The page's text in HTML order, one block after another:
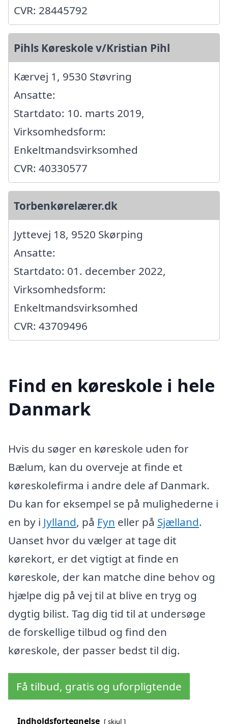
CVR: 28445792
Pihls Køreskole v/Kristian Pihl
Kærvej 1, 9530 Støvring
Ansatte:
Startdato: 10. marts 2019,
Virksomhedsform:
Enkeltmandsvirksomhed
CVR: 40330577
Torbenkørelærer.dk
Jyttevej 18, 9520 Skørping
Ansatte:
Startdato: 01. december 2022,
Virksomhedsform:
Enkeltmandsvirksomhed
CVR: 43709496
Find en køreskole i hele
Danmark
Hvis du søger en køreskole uden for
Bælum, kan du overveje at finde et
køreskolefirma i andre dele af Danmark.
Du kan for eksempel se på mulighederne i
en by i Jylland, på Fyn eller på Sjælland.
Uanset hvor du vælger at tage dit
kørekort, er det vigtigt at finde en
køreskole, der kan matche dine behov og
hjælpe dig på vej til at blive en tryg og
dygtig bilist. Tag dig tid til at undersøge
de forskellige tilbud og find den
køreskole, der passer bedst til dig.
Få tilbud, gratis og uforpligtende
Indholdsfortegnelse skjul